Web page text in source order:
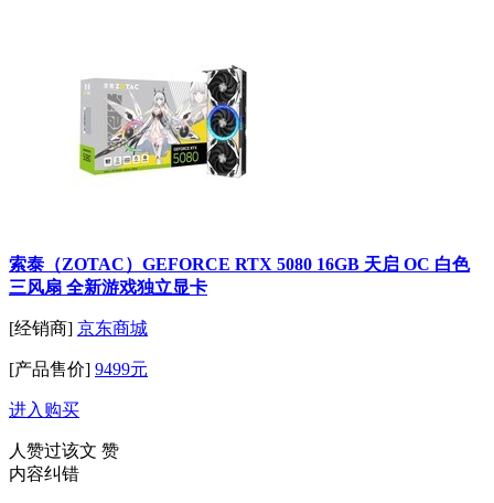
索泰（ZOTAC）GEFORCE RTX 5080 16GB 天启 OC 白色
三风扇 全新游戏独立显卡
[经销商] 京东商城
[产品售价] 9499元
进入购买
人赞过该文 赞
内容纠错